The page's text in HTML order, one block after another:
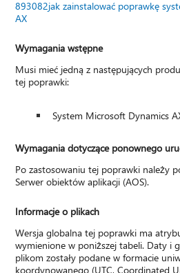
893082jak zainstalować poprawkę
AX
Wymagania wstępne
Musi mieć jedną z następujących
tej poprawki:
System Microsoft Dynamics
Wymagania dotyczące ponownego
Po zastosowaniu tej poprawki należy
Serwer obiektów aplikacji (AOS).
Informacje o plikach
Wersja globalna tej poprawki ma
wymienione w poniższej tabeli. Daty i
plikom zostały podane w formacie
koordynowanego (UTC, Coordinated